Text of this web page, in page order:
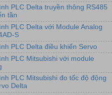
PLC Delta truyền thông RS485
tần
PLC Delta với Module Analog
S
PLC Delta điều khiển Servo
PLC Mitsubishi với module
PLC Mitsubishi đo tốc độ động
Delta